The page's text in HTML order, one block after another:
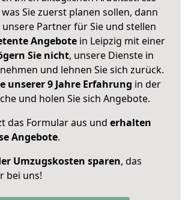
Sie zuerst planen sollen, dann
Partner für Sie und stellen
Angebote in Leipzig mit einer
Sie nicht, unsere Dienste in
und lehnen Sie sich zurück.
unserer 9 Jahre Erfahrung in der
und holen Sie sich Angebote.
das Formular aus und erhalten
Angebote.
Umzugskosten sparen, das
bei uns!